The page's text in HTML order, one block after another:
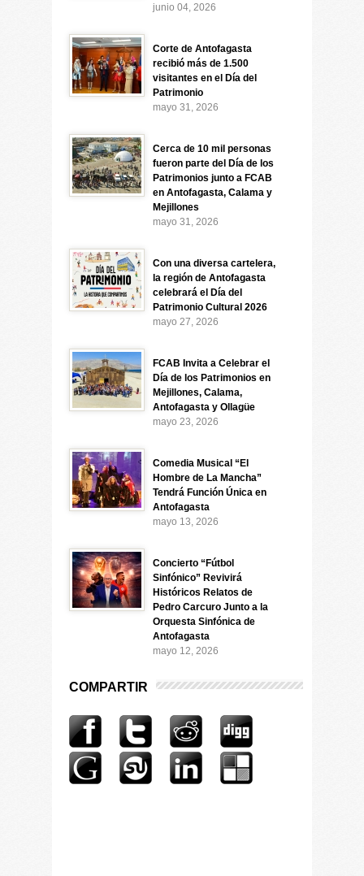
junio 04, 2026
Corte de Antofagasta
recibió más de 1.500
visitantes en el Día del
Patrimonio
mayo 31, 2026
Cerca de 10 mil personas
fueron parte del Día de los
Patrimonios junto a FCAB
en Antofagasta, Calama y
Mejillones
mayo 31, 2026
Con una diversa cartelera,
la región de Antofagasta
celebrará el Día del
Patrimonio Cultural 2026
mayo 27, 2026
FCAB Invita a Celebrar el
Día de los Patrimonios en
Mejillones, Calama,
Antofagasta y Ollagüe
mayo 23, 2026
Comedia Musical “El
Hombre de La Mancha”
Tendrá Función Única en
Antofagasta
mayo 13, 2026
Concierto “Fútbol
Sinfónico” Revivirá
Históricos Relatos de
Pedro Carcuro Junto a la
Orquesta Sinfónica de
Antofagasta
mayo 12, 2026
COMPARTIR